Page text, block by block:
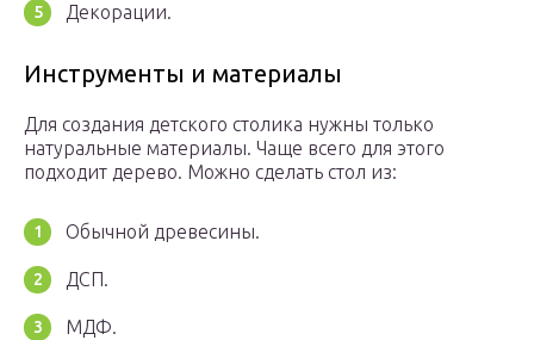
Декорации.
Инструменты и материалы
Для создания детского столика нужны только
натуральные материалы. Чаще всего для этого
подходит дерево. Можно сделать стол из:
Обычной древесины.
ДСП.
МДФ.